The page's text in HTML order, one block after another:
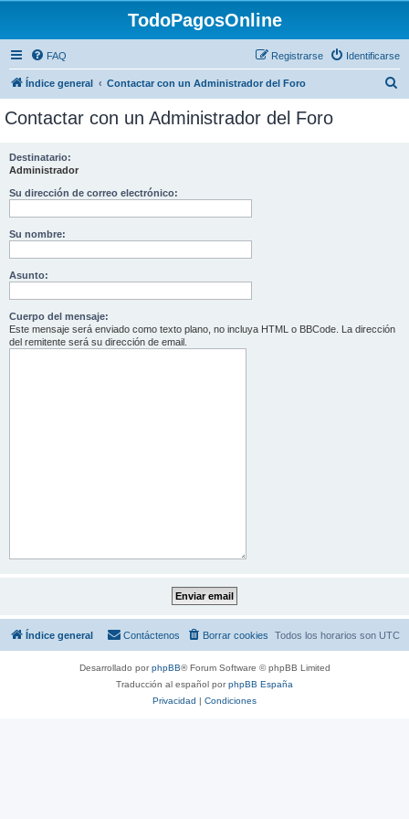
TodoPagosOnline
FAQ Identificarse
Registrarse
Índice general Contactar con un Administrador del Foro
Contactar con un Administrador del Foro
Destinatario:
Administrador
Su dirección de correo electrónico:
Su nombre:
Asunto:
Cuerpo del mensaje:
Este mensaje será enviado como texto plano, no incluya HTML o BBCode. La dirección
del remitente será su dirección de email.
Índice general Todos los horarios son UTC
Borrar cookies
Contáctenos
Desarrollado porphpBB® Forum Software © phpBB Limited
Traducción al español porphpBB España
Privacidad | Condiciones